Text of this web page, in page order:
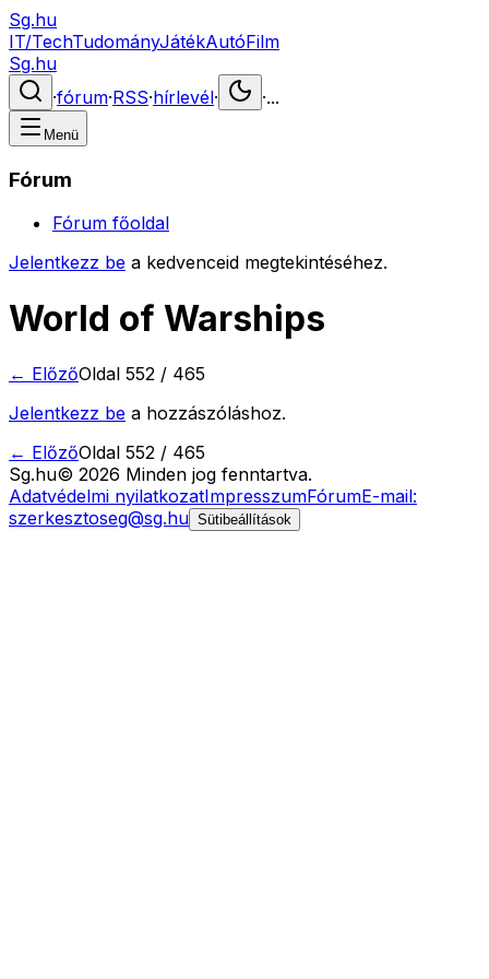
Sg.hu
IT/TechTudományJátékAutóFilm
Sg.hu
·fórum·RSS·hírlevél· ·...
Menü
Fórum
Fórum főoldal
Jelentkezz be a kedvenceid megtekintéséhez.
World of Warships
← ElőzőOldal 552 / 465
Jelentkezz be a hozzászóláshoz.
← ElőzőOldal 552 / 465
Sg.hu© 2026 Minden jog fenntartva.
Adatvédelmi nyilatkozatImpresszumFórumE-mail:
szerkesztoseg@sg.hu Sütibeállítások